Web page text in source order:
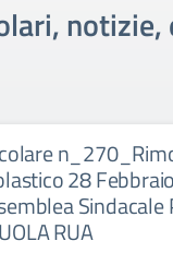
28
Sindacale
RUA